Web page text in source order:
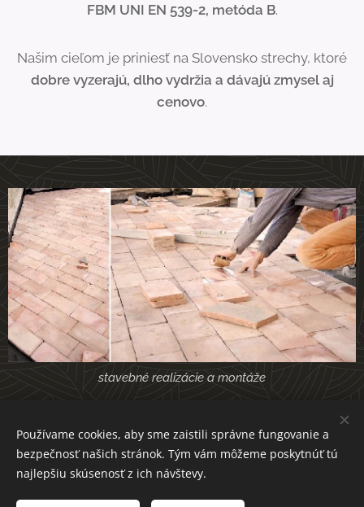
FBM UNI EN 539-2, metóda B.
Našim cieľom je priniesť na Slovensko strechy, ktoré
dobre vyzerajú, dlho vydržia a dávajú zmysel aj
cenovo.
stavebné realizácie a montáže
Naše
Používame cookies, aby sme zaistili správne fungovanie a
bezpečnosť našich stránok. Tým vám môžeme poskytnúť tú
najlepšiu skúsenosť z ich návštevy.